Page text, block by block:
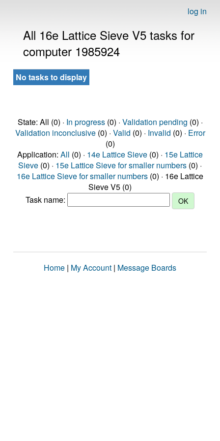
log in
All 16e Lattice Sieve V5 tasks for
computer 1985924
No tasks to display
State: All (0) · In progress(0) · Validation pending (0) ·
Validation inconclusive(0) · Valid (0) · Invalid (0) · Error
(0)
Application: All (0) · 14e Lattice Sieve (0) · 15e Lattice
Sieve (0) · 15e Lattice Sieve for smaller numbers (0) ·
16e Lattice Sieve for smaller numbers (0) · 16e Lattice
Sieve V5 (0)
Task name:
Home | My Account | Message Boards